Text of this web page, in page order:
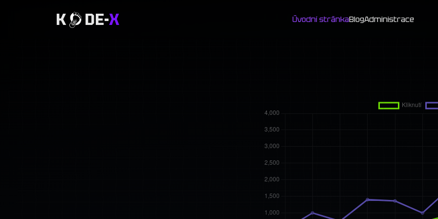
K DE-X Úvodní stránkaBlogAdministrace